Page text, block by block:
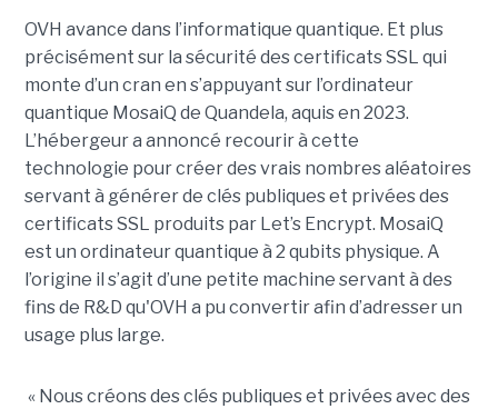
OVH avance dans l’informatique quantique. Et plus
précisément sur la sécurité des certificats SSL qui
monte d’un cran en s’appuyant sur l’ordinateur
quantique MosaiQ de Quandela, aquis en 2023.
L’hébergeur a annoncé recourir à cette
technologie pour créer des vrais nombres aléatoires
servant à générer de clés publiques et privées des
certificats SSL produits par Let’s Encrypt. MosaiQ
est un ordinateur quantique à 2 qubits physique. A
l’origine il s’agit d’une petite machine servant à des
fins de R&D qu'OVH a pu convertir afin d’adresser un
usage plus large.
« Nous créons des clés publiques et privées avec des